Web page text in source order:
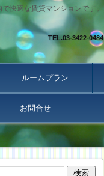
快適な賃貸マンションです。
TEL.03-3422-0484
ルームプラン
お問合せ